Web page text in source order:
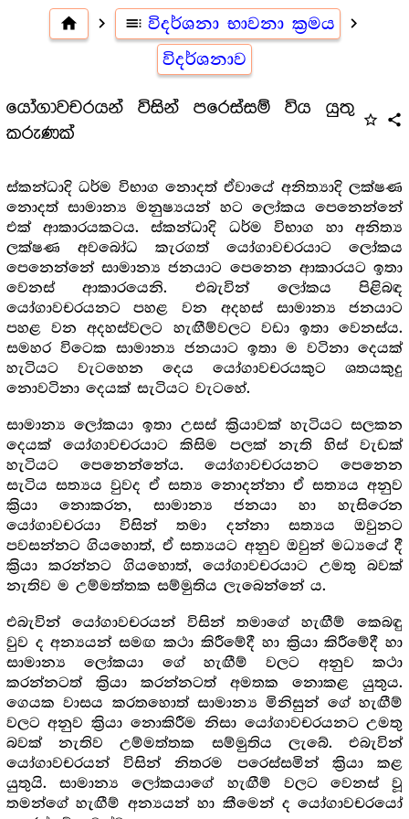
home navigate_next toc විදර්ශනා භාවනා ක්‍රමය navigate_next
විදර්ශනාව
යෝගාවචරයන් විසින් පරෙස්සම් විය යුතු
කරුණක්
star_outline share
ස්කන්ධාදි ධර්ම විභාග නොදත් ඒවායේ අනිත්‍යාදි ලක්ෂණ
නොදත් සාමාන්‍ය මනුෂ්‍යයන් හට ලෝකය පෙනෙන්නේ
එක් ආකාරයකටය. ස්කන්ධාදි ධර්ම විභාග හා අනිත්‍ය
ලක්ෂණ අවබෝධ කැරගත් යෝගාවචරයාට ලෝකය
පෙනෙන්නේ සාමාන්‍ය ජනයාට පෙනෙන ආකාරයට ඉතා
වෙනස් ආකාරයෙනි. එබැවින් ලෝකය පිළිබඳ
යෝගාවචරයනට පහළ වන අදහස් සාමාන්‍ය ජනයාට
පහළ වන අදහස්වලට හැඟීම්වලට වඩා ඉතා වෙනස්ය.
සමහර විටෙක සාමාන්‍ය ජනයාට ඉතා ම වටිනා දෙයක්
හැටියට වැටහෙන දෙය යෝගාවචරයකුට ශතයකුදු
නොවටිනා දෙයක් සැටියට වැටහේ.
සාමාන්‍ය ලෝකයා ඉතා උසස් ක්‍රියාවක් හැටියට සලකන
දෙයක් යෝගාවචරයාට කිසිම පලක් නැති හිස් වැඩක්
හැටියට පෙනෙන්නේය. යෝගාවචරයනට පෙනෙන
සැටිය සත්‍යය වුවද ඒ සත්‍ය නොදන්නා ඒ සත්‍යය අනුව
ක්‍රියා නොකරන, සාමාන්‍ය ජනයා හා හැසිරෙන
යෝගාවචරයා විසින් තමා දන්නා සත්‍යය ඔවුනට
පවසන්නට ගියහොත්, ඒ සත්‍යයට අනුව ඔවුන් මධ්‍යයේ දී
ක්‍රියා කරන්නට ගියහොත්, යෝගාවචරයාට උමතු බවක්
නැතිව ම උම්මත්තක සම්මුතිය ලැබෙන්නේ ය.
එබැවින් යෝගාවචරයන් විසින් තමාගේ හැඟීම් කෙබඳු
වුව ද අන්‍යයන් සමඟ කථා කිරීමේදී හා ක්‍රියා කිරීමේදී හා
සාමාන්‍ය ලෝකයා ගේ හැඟීම් වලට අනුව කථා
කරන්නටත් ක්‍රියා කරන්නටත් අමතක නොකළ යුතුය.
ගෙයක වාසය කරතහොත් සාමාන්‍ය මිනිසුන් ගේ හැඟීම්
වලට අනුව ක්‍රියා නොකිරීම නිසා යෝගාවචරයනට උමතු
බවක් නැතිව උම්මත්තක සම්මුතිය ලැබේ. එබැවින්
යෝගාවචරයන් විසින් නිතරම පරෙස්සමින් ක්‍රියා කළ
යුතුයි. සාමාන්‍ය ලෝකයාගේ හැඟීම් වලට වෙනස් වූ
තමන්ගේ හැඟීම් අන්‍යයන් හා කීමෙන් ද යෝගාවචරයෝ